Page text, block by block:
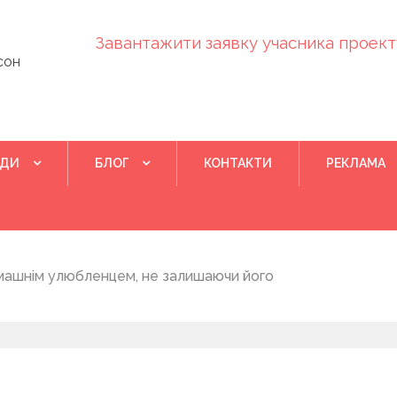
Завантажити заявку учасника
БЛОГ КОНТАКТИ РЕКЛАМА
улюбленцем, не залишаючи його